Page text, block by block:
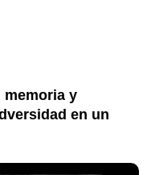
memoria y
en un